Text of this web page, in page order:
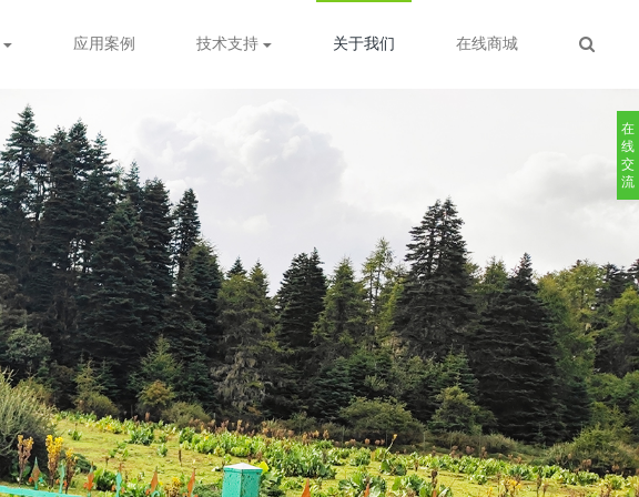
应用案例 技术支持 关于我们 在线商城
在
线
交
流